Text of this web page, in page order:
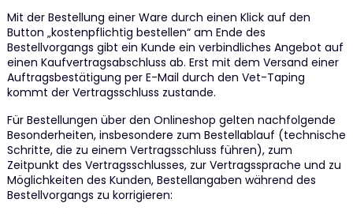
Mit der Bestellung einer Ware durch einen Klick auf den
Button „kostenpflichtig bestellen“ am Ende des
Bestellvorgangs gibt ein Kunde ein verbindliches Angebot auf
einen Kaufvertragsabschluss ab. Erst mit dem Versand einer
Auftragsbestätigung per E-Mail durch den Vet-Taping
kommt der Vertragsschluss zustande.
Für Bestellungen über den Onlineshop gelten nachfolgende
Besonderheiten, insbesondere zum Bestellablauf (technische
Schritte, die zu einem Vertragsschluss führen), zum
Zeitpunkt des Vertragsschlusses, zur Vertragssprache und zu
Möglichkeiten des Kunden, Bestellangaben während des
Bestellvorgangs zu korrigieren: